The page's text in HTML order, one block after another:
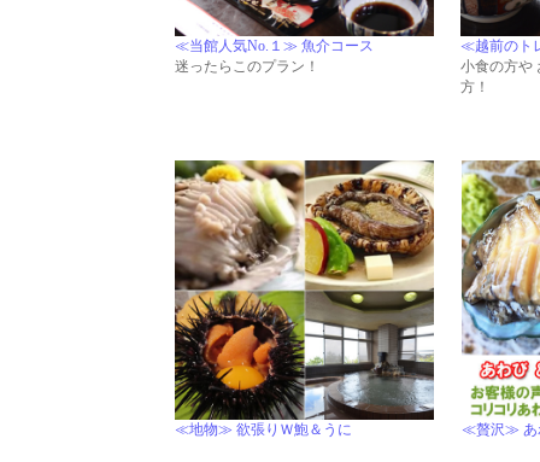
≪当館人気No.１≫ 魚介コース
迷ったらこのプラン！
≪越前のト
小食の方や
方！
≪地物≫ 欲張りＷ鮑＆うに ≪贅沢≫ あ